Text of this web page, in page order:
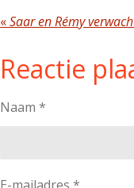
«Saar en Rémy
Reactie
Naam *